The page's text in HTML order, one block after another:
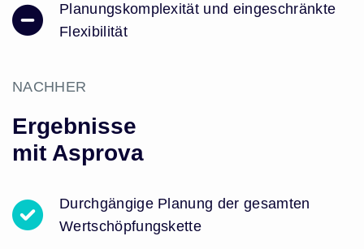
Planungskomplexität und eingeschränkte
Flexibilität
NACHHER
Ergebnisse
mit Asprova
Durchgängige Planung der gesamten
Wertschöpfungskette